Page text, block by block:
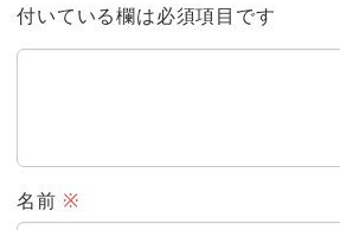
付いている欄は必須項目です
名前 ※